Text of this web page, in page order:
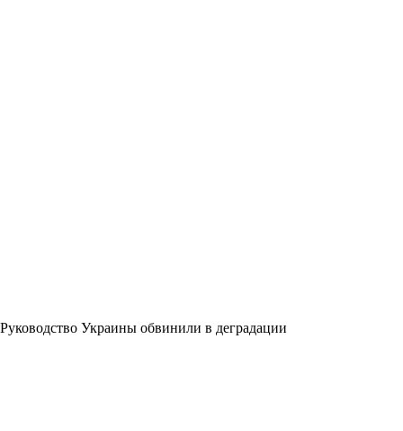
Руководство Украины обвинили в деградации